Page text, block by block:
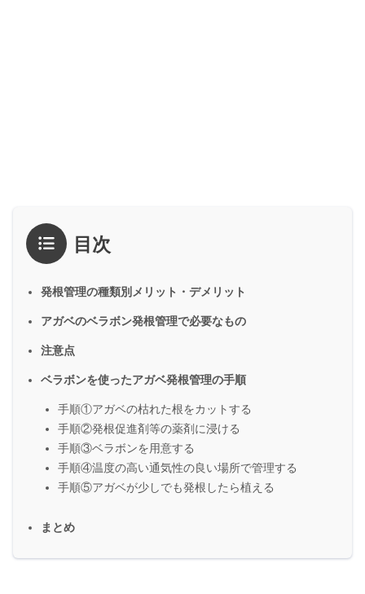
目次
発根管理の種類別メリット・デメリット
アガベのベラボン発根管理で必要なもの
注意点
ベラボンを使ったアガベ発根管理の手順
手順①アガベの枯れた根をカットする
手順②発根促進剤等の薬剤に浸ける
手順③ベラボンを用意する
手順④温度の高い通気性の良い場所で管理する
手順⑤アガベが少しでも発根したら植える
まとめ